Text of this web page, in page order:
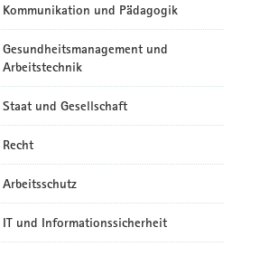
Kommunikation und Pädagogik
Gesundheitsmanagement und
Arbeitstechnik
Staat und Gesellschaft
Recht
Arbeitsschutz
IT und Informationssicherheit